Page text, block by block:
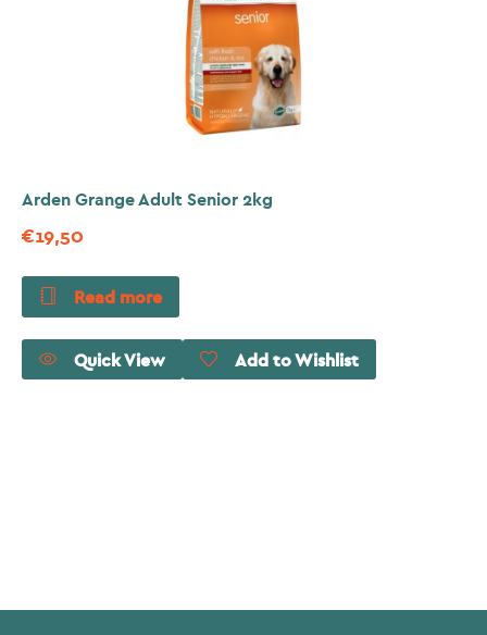
Arden Grange Adult Senior 2kg
€19,50
Read more
Quick View Add to Wishlist